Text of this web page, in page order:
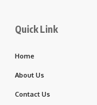
Quick Link
Home
About Us
Contact Us